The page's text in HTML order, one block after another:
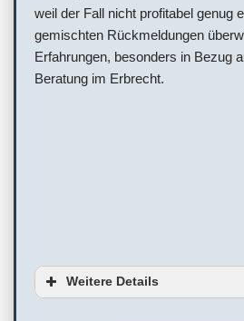
weil der Fall nicht profitabel genug
gemischten Rückmeldungen
Erfahrungen, besonders in Bezug
Beratung im Erbrecht.
Weitere Details